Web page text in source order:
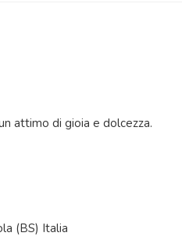
attimo di gioia e dolcezza.
(BS) Italia